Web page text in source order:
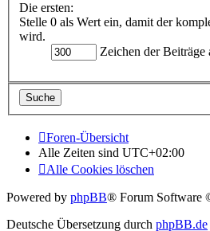
Die ersten:
Stelle 0 als Wert ein, damit der
wird.
Zeichen der Beiträge
Foren-Übersicht
Alle Zeiten sind UTC+02:00
Alle Cookies löschen
Powered by phpBB® Forum Software
Deutsche Übersetzung durch phpBB.de